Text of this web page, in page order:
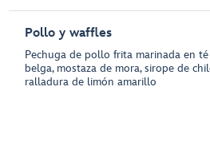
Pollo y waffles
Pechuga de pollo frita marinada en
belga, mostaza de mora, sirope de
ralladura de limón amarillo